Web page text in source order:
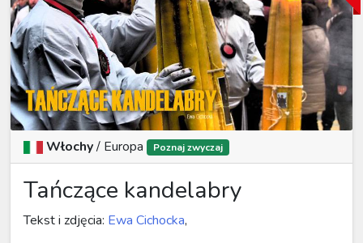
Włochy/ Europa Poznaj zwyczaj
Tańczące kandelabry
Tekst i zdjęcia: Ewa Cichocka,